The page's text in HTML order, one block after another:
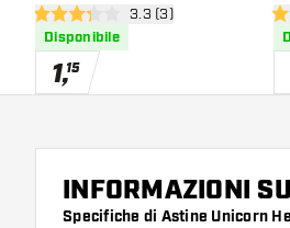
apri pannello
3.3 stelle di valutazione
3.3 (3)
Disponibile
1,15
2
INFORMAZIONI
Specifiche di Astine Unicorn